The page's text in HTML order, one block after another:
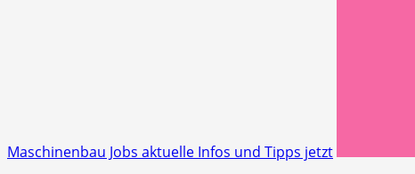
Maschinenbau Jobs aktuelle Infos und Tipps jetzt